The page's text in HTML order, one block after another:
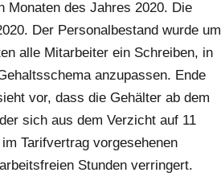
Monaten des Jahres 2020. Die
Der Personalbestand wurde um
alle Mitarbeiter ein Schreiben, in
anzupassen. Ende
vor, dass die Gehälter ab dem
sich aus dem Verzicht auf 11
Tarifvertrag vorgesehenen
Stunden verringert.